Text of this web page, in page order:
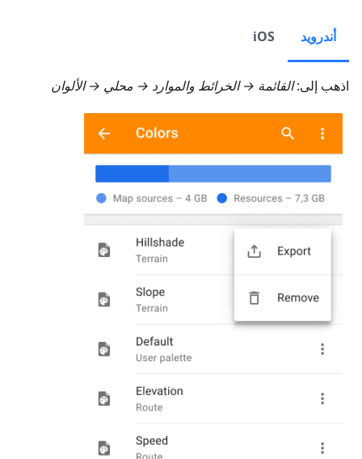
أندرويد iOS
اذهب إلى:القائمة → الخرائط والموارد → محلي → الألوان